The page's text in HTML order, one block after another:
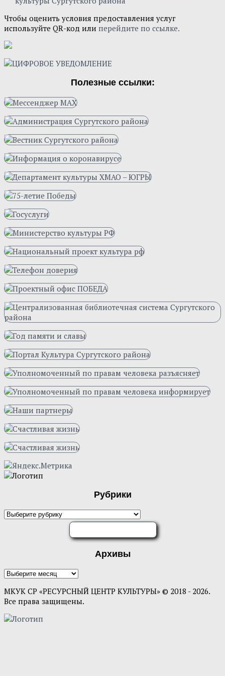
Чтобы оценить условия предоставления услуг
используйте QR-код или перейдите по ссылке.
Полезные ссылки:
Рубрики
Рубрики
Архивы
Архивы
МКУК СР «РЕСУРСНЫЙ ЦЕНТР КУЛЬТУРЫ» © 2018 - 2026.
Все права защищены.